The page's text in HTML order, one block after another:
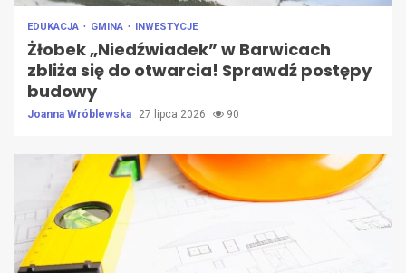
EDUKACJA GMINA INWESTYCJE
Żłobek „Niedźwiadek” w Barwicach
zbliża się do otwarcia! Sprawdź postępy
budowy
Joanna Wróblewska 27 lipca 2026 90